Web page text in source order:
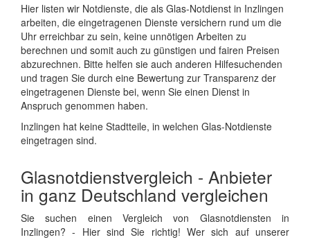
Hier listen wir Notdienste, die als Glas-Notdienst in Inzlingen
arbeiten, die eingetragenen Dienste versichern rund um die
Uhr erreichbar zu sein, keine unnötigen Arbeiten zu
berechnen und somit auch zu günstigen und fairen Preisen
abzurechnen. Bitte helfen sie auch anderen Hilfesuchenden
und tragen Sie durch eine Bewertung zur Transparenz der
eingetragenen Dienste bei, wenn Sie einen Dienst in
Anspruch genommen haben.
Inzlingen hat keine Stadtteile, in welchen Glas-Notdienste
eingetragen sind.
Glasnotdienstvergleich - Anbieter
in ganz Deutschland vergleichen
Sie suchen einen Vergleich von Glasnotdiensten in
Inzlingen? - Hier sind Sie richtig! Wer sich auf unserer